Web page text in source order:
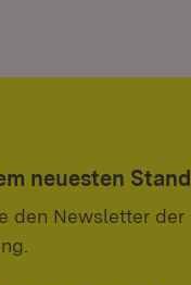
neuesten Stand
den Newsletter der